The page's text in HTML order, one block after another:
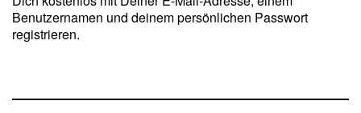
Benutzernamen und deinem persönlichen Passwort
registrieren.